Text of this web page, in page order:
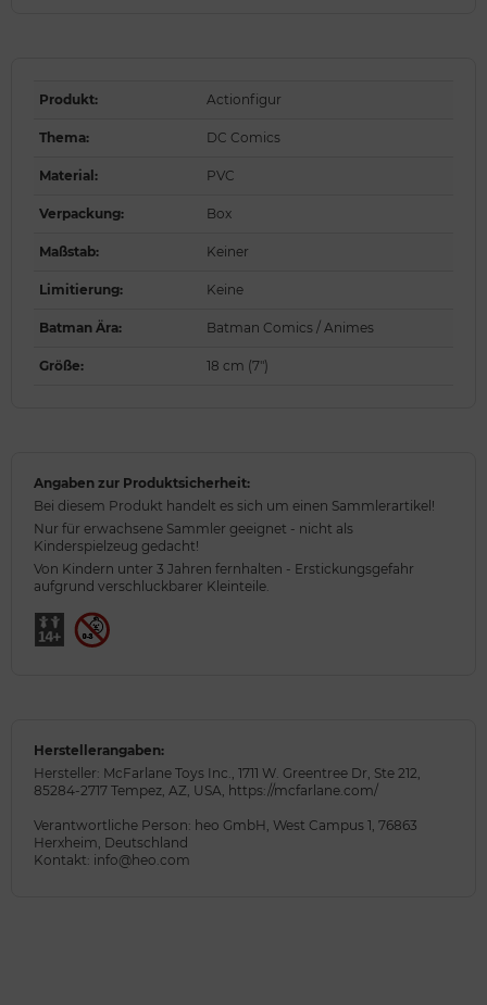
Produkt: Actionfigur
Thema: DC Comics
Material: PVC
Verpackung: Box
Maßstab: Keiner
Limitierung: Keine
Batman Ära: Batman Comics / Animes
Größe: 18 cm (7")
Angaben zur Produktsicherheit:
Bei diesem Produkt handelt es sich um einen Sammlerartikel!
Nur für erwachsene Sammler geeignet - nicht als
Kinderspielzeug gedacht!
Von Kindern unter 3 Jahren fernhalten - Erstickungsgefahr
aufgrund verschluckbarer Kleinteile.
Herstellerangaben:
Hersteller: McFarlane Toys Inc., 1711 W. Greentree Dr, Ste 212,
85284-2717 Tempez, AZ, USA, https://mcfarlane.com/
Verantwortliche Person: heo GmbH, West Campus 1, 76863
Herxheim, Deutschland
Kontakt: info@heo.com